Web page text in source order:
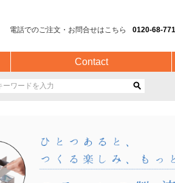
電話でのご注文・お問合せはこちら 0120-68-
Contact